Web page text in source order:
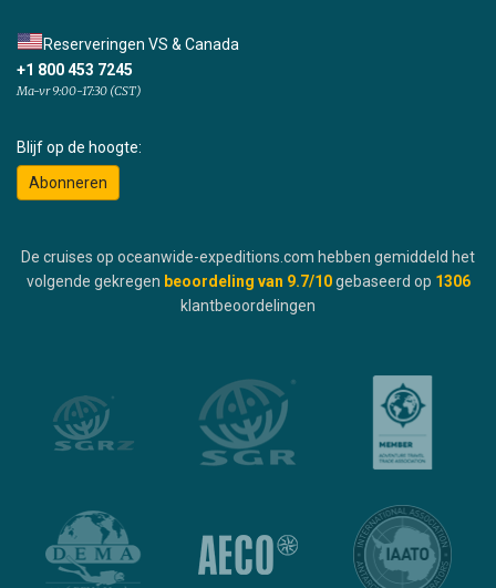
Reserveringen VS & Canada
+1 800 453 7245
Ma-vr 9:00-17:30 (CST)
Blijf op de hoogte:
Abonneren
De cruises op oceanwide-expeditions.com hebben gemiddeld het
volgende gekregen beoordeling van 9.7/10 gebaseerd op 1306
klantbeoordelingen